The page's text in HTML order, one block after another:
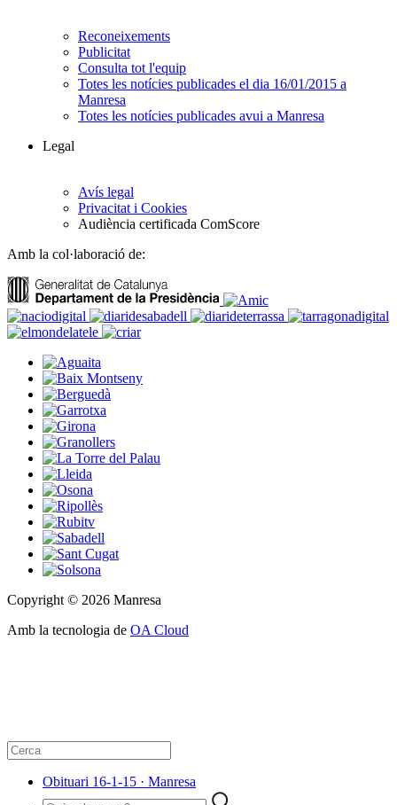
Reconeixements
Publicitat
Consulta tot l'equip
Totes les notícies publicades el dia 16/01/2015 a
Manresa
Totes les notícies publicades avui a Manresa
Legal
Avís legal
Privacitat i Cookies
Audiència certificada ComScore
Amb la col·laboració de:
Copyright © 2026 Manresa
Amb la tecnologia de OA Cloud
Obituari 16-1-15 · Manresa